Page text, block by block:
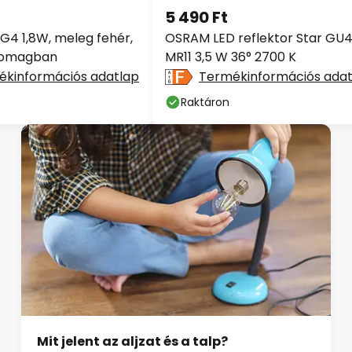
1,8W, meleg fehér,
adatlap
OSRAM LED reflektor Star GU4
MR11 3,5 W 36° 2700 K
5 490 Ft
Termékinformációs
Raktáron
Mit jelent az aljzat és a talp?